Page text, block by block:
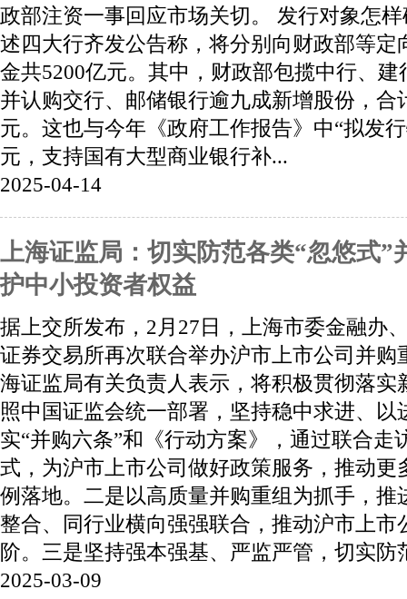
政部注资一事回应市场关切。 发行对象怎
述四大行齐发公告称，将分别向财政部等定
金共5200亿元。其中，财政部包揽中行、
并认购交行、邮储银行逾九成新增股份，合
元。这也与今年《政府工作报告》中“拟发
元，支持国有大型商业银行补...
2025-04-14
上海证监局：切实防范各类“忽悠式”
护中小投资者权益
据上交所发布，2月27日，上海市委金融办
证券交易所再次联合举办沪市上市公司并购
海证监局有关负责人表示，将积极贯彻落实
照中国证监会统一部署，坚持稳中求进、以
实“并购六条”和《行动方案》，通过联合走
式，为沪市上市公司做好政策服务，推动更
例落地。二是以高质量并购重组为抓手，推
整合、同行业横向强强联合，推动沪市上市
阶。三是坚持强本强基、严监严管，切实防
2025-03-09